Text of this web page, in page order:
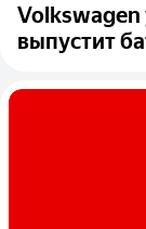
Volkswagen
выпустит